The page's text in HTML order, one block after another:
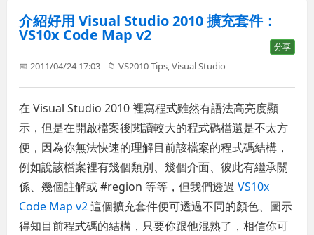
介紹好用 Visual Studio 2010 擴充套件：
VS10x Code Map v2
分享
📅 2011/04/24 17:03 📁VS2010 Tips,Visual Studio
在 Visual Studio 2010 裡寫程式雖然有語法高亮度顯
示，但是在開啟檔案後閱讀較大的程式碼檔還是不太方
便，因為你無法快速的理解目前該檔案的程式碼結構，
例如說該檔案裡有幾個類別、幾個介面、彼此有繼承關
係、幾個註解或 #region 等等，但我們透過VS10x
Code Map v2這個擴充套件便可透過不同的顏色、圖示
得知目前程式碼的結構，只要你跟他混熟了，相信你可